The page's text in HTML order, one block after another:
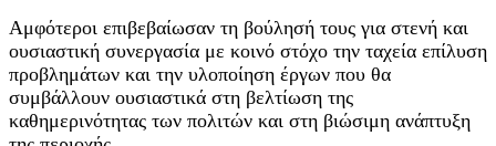
Αμφότεροι επιβεβαίωσαν τη βούλησή τους για στενή και
ουσιαστική συνεργασία με κοινό στόχο την ταχεία επίλυση
προβλημάτων και την υλοποίηση έργων που θα
συμβάλλουν ουσιαστικά στη βελτίωση της
καθημερινότητας των πολιτών και στη βιώσιμη ανάπτυξη